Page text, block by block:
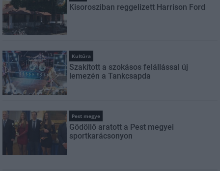
Kisorosziban reggelizett Harrison Ford
Kultúra
Szakított a szokásos felállással új
lemezén a Tankcsapda
Pest megye
Gödöllő aratott a Pest megyei
sportkarácsonyon